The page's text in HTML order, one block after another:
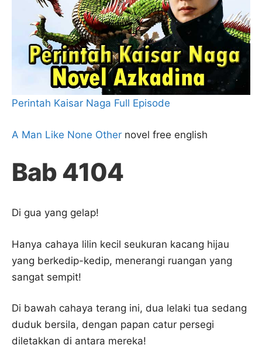
Perintah Kaisar Naga Full Episode
A Man Like None Other novel free english
Bab 4104
Di gua yang gelap!
Hanya cahaya lilin kecil seukuran kacang hijau
yang berkedip-kedip, menerangi ruangan yang
sangat sempit!
Di bawah cahaya terang ini, dua lelaki tua sedang
duduk bersila, dengan papan catur persegi
diletakkan di antara mereka!